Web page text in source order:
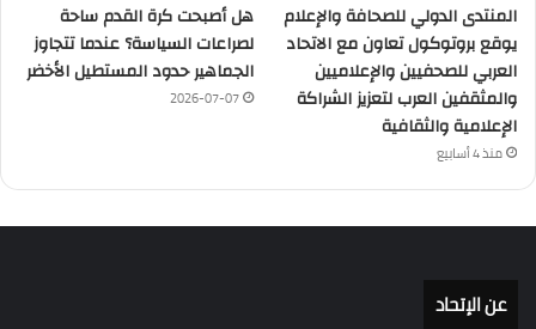
المنتدى الدولي للصحافة والإعلام
يوقع بروتوكول تعاون مع الاتحاد
العربي للصحفيين والإعلاميين
والمثقفين العرب لتعزيز الشراكة
الإعلامية والثقافية
منذ 4 أسابيع
هل أصبحت كرة القدم ساحة
لصراعات السياسة؟ عندما تتجاوز
الجماهير حدود المستطيل الأخضر
2026-07-07
عن الإتحاد